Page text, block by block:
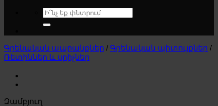
Search
for:
Գրենական ապրանքներ / Գրենական պիտույքներ /
Ռետիններ և սրիչներ
Զամբյուղ